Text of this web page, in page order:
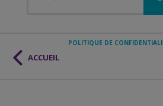
ACCUEIL
POLITIQUE DE